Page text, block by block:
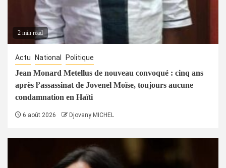
2 min read
Actu National Politique
Jean Monard Metellus de nouveau convoqué : cinq ans
après l’assassinat de Jovenel Moïse, toujours aucune
condamnation en Haïti
6 août 2026 Djovany MICHEL